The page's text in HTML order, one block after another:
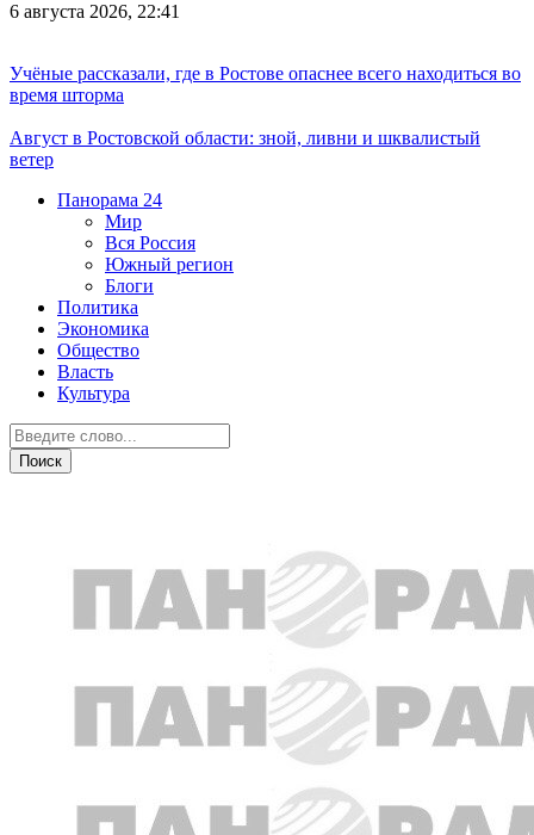
6 августа 2026, 22:41
Учёные рассказали, где в Ростове опаснее всего находиться во
время шторма
Август в Ростовской области: зной, ливни и шквалистый
ветер
Панорама 24
Мир
Вся Россия
Южный регион
Блоги
Политика
Экономика
Общество
Власть
Культура